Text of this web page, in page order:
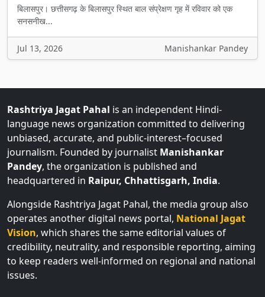
बिलासपुर। छत्तीसगढ़ के बिलासपुर स्थित बाल संप्रेक्षण गृह में रविवार को एक
सनसनीख...
Jul 13, 2026 Manishankar Pandey
Rashtriya Jagat Pahal is an independent Hindi-
language news organization committed to delivering
unbiased, accurate, and public-interest–focused
journalism. Founded by journalist Manishankar
Pandey, the organization is published and
headquartered in Raipur, Chhattisgarh, India.
Alongside Rashtriya Jagat Pahal, the media group also
operates another digital news portal, National Jagat
Vision, which shares the same editorial values of
credibility, neutrality, and responsible reporting, aiming
to keep readers well-informed on regional and national
issues.